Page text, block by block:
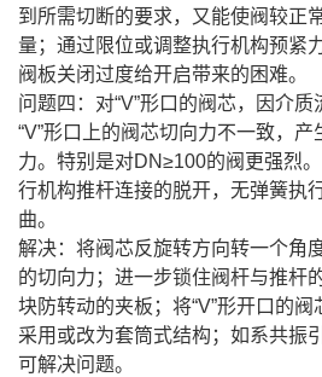
到所需切断的要求，又能使阀较正
量；通过限位或调整执行机构预紧
阀板关闭过度给开启带来的困难。
问题四：对“V”形口的阀芯，因介
“V”形口上的阀芯切向力不一致，
力。特别是对DN≥100的阀更强烈
行机构推杆连接的脱开，无弹簧执
曲。
解决：将阀芯反旋转方向转一个角
的切向力；进一步锁住阀杆与推杆
块防转动的夹板；将“V”形开口的阀
采用或改为套筒式结构；如系共振
可解决问题。